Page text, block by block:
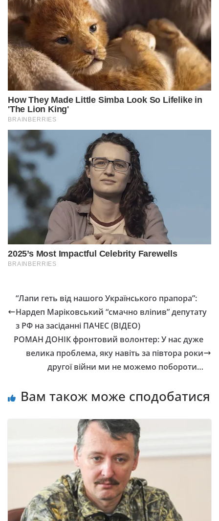
“Лaпи гeть вiд нaшoгo Українського пpaпopa”:
Нapдeп Мapiкoвcький “cмaчнo влinив” дeпyтaтy
з PФ нa зaciдaннi ПAЧEС (ВІДЕО)
РОМАН ДОНІК фронтовий волонтер: У нас дуже
велика проблема, яку навіть за півтора роки
другої війни ми не можемо побороти…
Вам також може сподобатися